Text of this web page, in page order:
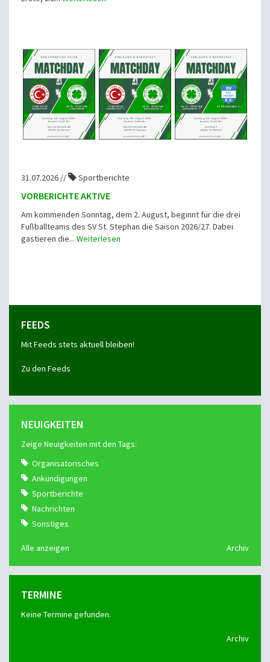
31.07.2026 // Sportberichte
VORBERICHTE AKTIVE
Am kommenden Sonntag, dem 2. August, beginnt für die drei
Fußballteams des SV St. Stephan die Saison 2026/27. Dabei
gastieren die... Weiterlesen
FEEDS
Mit Feeds stets aktuell bleiben!
Zu den Feeds
NEUIGKEITEN
Zeige Neuigkeiten mit den Tags:
Organisatorisches
Ankündigungen
Sportberichte
Nachrichten
Sonstiges
Alle anzeigen Archiv
TERMINE
Keine Termine gefunden.
Archiv